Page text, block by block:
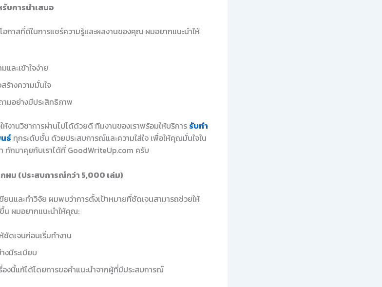
บการนำเสนอ
อกาสที่ดีในการแชร์ความรู้และผลงานของคุณ ผมอยากแนะนำให้
และเข้าใจง่าย
ร้างความมั่นใจ
ามอย่างมีประสิทธิภาพ
งานวิชาการผ่านไปได้ด้วยดี ทีมงานของเราพร้อมให้บริการ รับทำ
ธ์ ทุกระดับชั้น ด้วยประสบการณ์และความใส่ใจ เพื่อให้คุณมั่นใจใน
กมาคุยกับเราได้ที่ GoodWriteUp.com ครับ
ผม (ประสบการณ์กว่า 5,000 เล่ม)
ยนและทำวิจัย ผมพบว่าการตั้งเป้าหมายที่ชัดเจนสามารถช่วยให้
น ผมอยากแนะนำให้คุณ:
ดเจนก่อนเริ่มทำงาน
งมีระเบียบ
องนี้แก้ได้โดยการขอคำแนะนำจากผู้ที่มีประสบการณ์